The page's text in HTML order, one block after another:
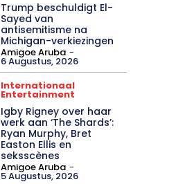
Trump beschuldigt El-
Sayed van
antisemitisme na
Michigan-verkiezingen
Amigoe Aruba -
6 Augustus, 2026
Internationaal
Entertainment
Igby Rigney over haar
werk aan ‘The Shards’:
Ryan Murphy, Bret
Easton Ellis en
seksscènes
Amigoe Aruba -
5 Augustus, 2026